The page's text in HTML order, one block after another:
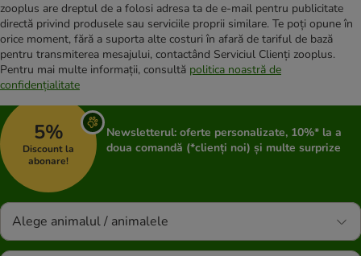
zooplus are dreptul de a folosi adresa ta de e-mail pentru publicitate
directă privind produsele sau serviciile proprii similare. Te poți opune în
orice moment, fără a suporta alte costuri în afară de tariful de bază
pentru transmiterea mesajului, contactând Serviciul Clienți zooplus.
Pentru mai multe informații, consultă politica noastră de
confidențialitate
5%
Discount la
abonare!
Newsletterul: oferte personalizate, 10%* la a
doua comandă (*clienți noi) și multe surprize
Alege animalul / animalele